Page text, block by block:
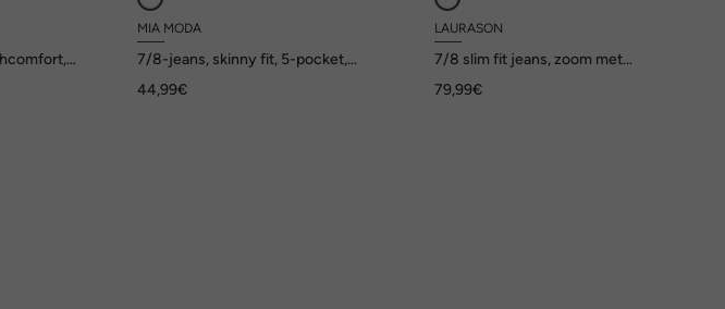
MIA MODA
7/8-jeans, skinny fit, 5-pocket,
44,99€
LAURASON
7/8 slim fit jeans, zoom met
79,99€